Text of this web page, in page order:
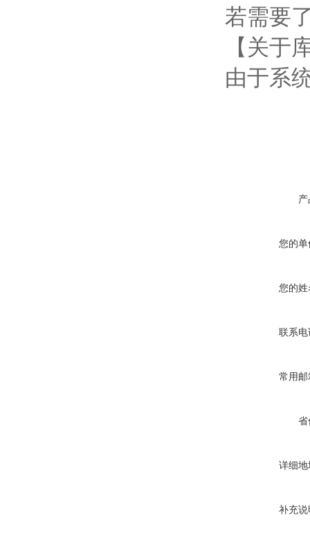
若需要
【关于
由于系
您的单
您的姓
联系电
常用邮
省
详细地
补充说